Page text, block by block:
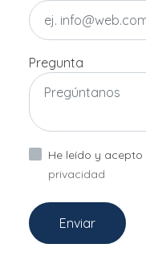
Pregunta
He leído y acepto
privacidad
Enviar